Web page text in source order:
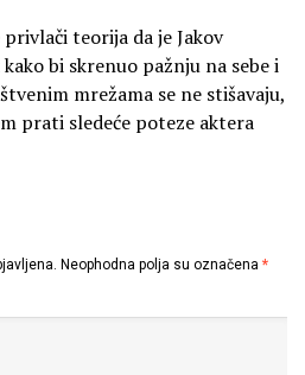
teorija da je Jakov
bi skrenuo pažnju na sebe i
mrežama se ne stišavaju,
prati sledeće poteze aktera
Neophodna polja su označena *